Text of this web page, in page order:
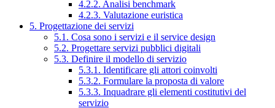
4.2.2. Analisi benchmark
4.2.3. Valutazione euristica
5. Progettazione dei servizi
5.1. Cosa sono i servizi e il service design
5.2. Progettare servizi pubblici digitali
5.3. Definire il modello di servizio
5.3.1. Identificare gli attori coinvolti
5.3.2. Formulare la proposta di valore
5.3.3. Inquadrare gli elementi costitutivi del
servizio